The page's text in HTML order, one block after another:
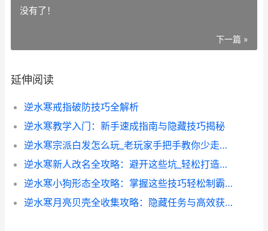
没有了！
下一篇 »
延伸阅读
逆水寒戒指破防技巧全解析
逆水寒教学入门：新手速成指南与隐藏技巧揭秘
逆水寒宗派白发怎么玩_老玩家手把手教你少走弯路_
逆水寒新人改名全攻略：避开这些坑_轻松打造专属ID_
逆水寒小狗形态全攻略：掌握这些技巧轻松制霸战场
逆水寒月亮贝壳全收集攻略：隐藏任务与高效获取技巧